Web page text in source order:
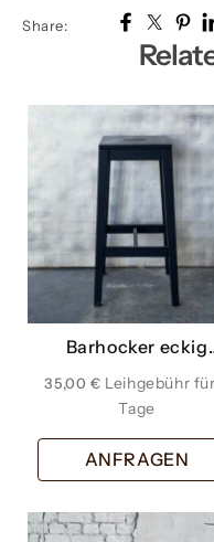
Share:
Barhocker eckig
35,00 €
ANFRAGEN